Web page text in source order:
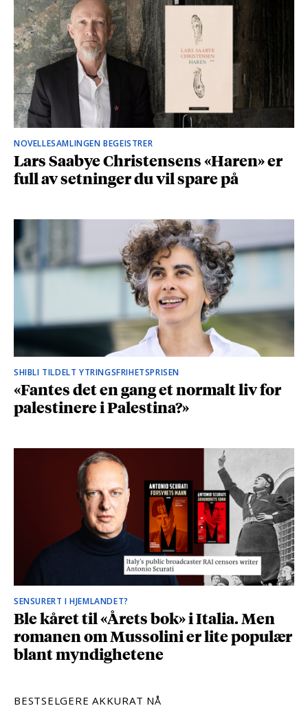
NOVELLESAMLINGEN BEGEISTRER
Lars Saabye Christensens «Haren» er
full av setninger du vil spare på
SHIBLI TILDELT YTRINGSFRIHETSPRISEN
«Fantes det en gang et normalt liv for
palestinere i Palestina?»
SENSURERT I HJEMLANDET?
Ble kåret til «Årets bok» i Italia. Men
romanen om Mussolini er lite populær
blant myndighetene
BESTSELGERE AKKURAT NÅ